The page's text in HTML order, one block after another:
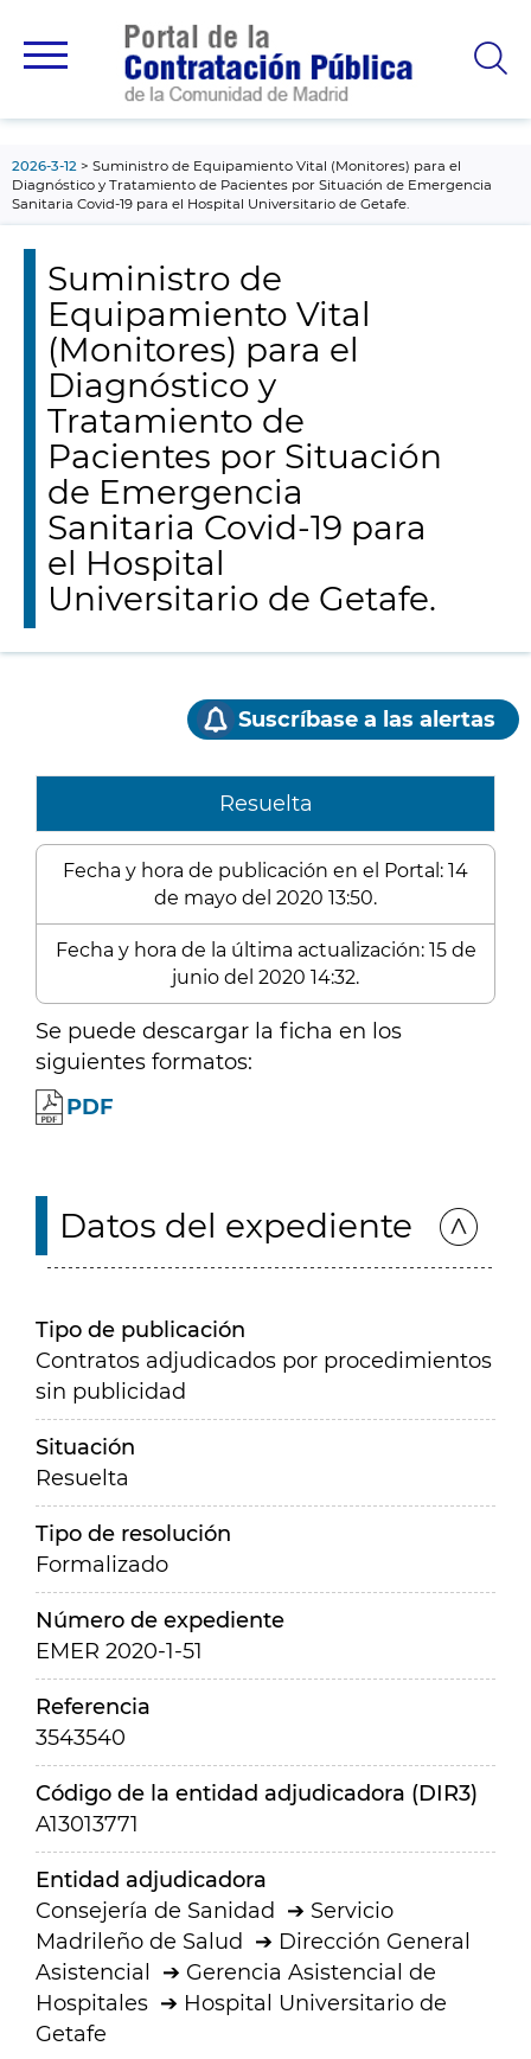
principal
2026-3-12
Suministro de Equipamiento Vital (Monitores) para el
Diagnóstico y Tratamiento de Pacientes por Situación de Emergencia
Sanitaria Covid-19 para el Hospital Universitario de Getafe.
Suministro de
Equipamiento Vital
(Monitores) para el
Diagnóstico y
Tratamiento de
Pacientes por Situación
de Emergencia
Sanitaria Covid-19 para
el Hospital
Universitario de Getafe.
Suscríbase a las alertas
Resuelta
Fecha y hora de publicación en el Portal: 14
de mayo del 2020 13:50.
Fecha y hora de la última actualización: 15 de
junio del 2020 14:32.
Se puede descargar la ficha en los
siguientes formatos:
PDF
Datos del expediente
Tipo de publicación
Contratos adjudicados por procedimientos
sin publicidad
Situación
Resuelta
Tipo de resolución
Formalizado
Número de expediente
EMER 2020-1-51
Referencia
3543540
Código de la entidad adjudicadora (DIR3)
A13013771
Entidad adjudicadora
Consejería de Sanidad
Servicio
Madrileño de Salud
Dirección General
Asistencial
Gerencia Asistencial de
Hospitales
Hospital Universitario de
Getafe